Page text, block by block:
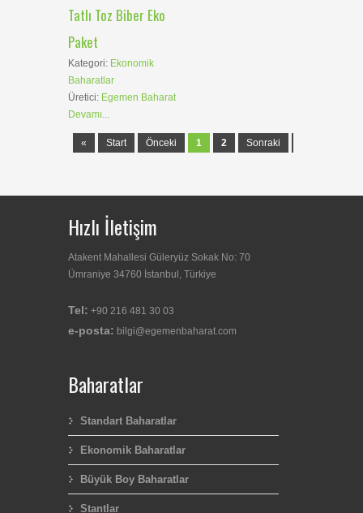
Tatlı Toz Biber Eko
Paket
Kategori: Ekonomik
Baharatlar
Üretici: Egemen Baharat
Devamı...
« Start Önceki 1 2 Sonraki
Hızlı İletişim
Atakent Mahallesi Güleryüz Sokak No: 70
Ümraniye 34760 İstanbul, Türkiye
Tel: +90 216 481 30 03
e-posta: bilgi@egemenbaharat.com
Baharatlar
Standart Baharatlar
Ekonomik Baharatlar
Büyük Boy Baharatlar
Stantlar